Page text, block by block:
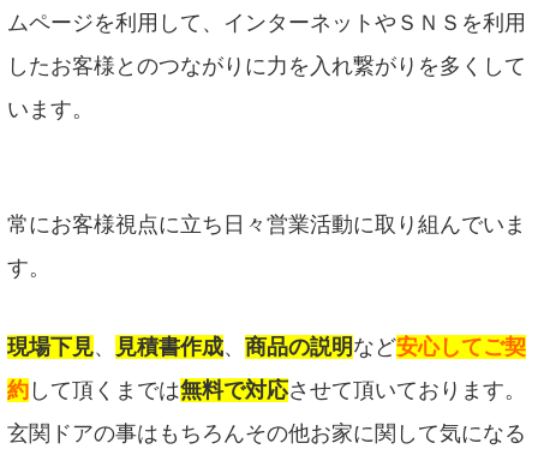
ムページを利用して、インターネットやＳＮＳを利用
したお客様とのつながりに力を入れ繋がりを多くして
います。
常にお客様視点に立ち日々営業活動に取り組んでいま
す。
現場下見、 見積書作成、 商品の説明 など安心してご契
約 して頂くまでは無料で対応させて頂いております。
玄関ドアの事はもちろんその他お家に関して気になる